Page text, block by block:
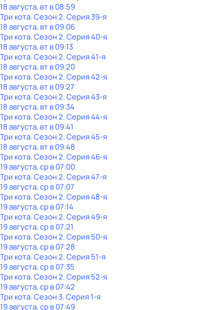
18 августа, вт в 08:59
Три кота. Сезон 2. Серия 39-я
18 августа, вт в 09:06
Три кота. Сезон 2. Серия 40-я
18 августа, вт в 09:13
Три кота. Сезон 2. Серия 41-я
18 августа, вт в 09:20
Три кота. Сезон 2. Серия 42-я
18 августа, вт в 09:27
Три кота. Сезон 2. Серия 43-я
18 августа, вт в 09:34
Три кота. Сезон 2. Серия 44-я
18 августа, вт в 09:41
Три кота. Сезон 2. Серия 45-я
18 августа, вт в 09:48
Три кота. Сезон 2. Серия 46-я
19 августа, ср в 07:00
Три кота. Сезон 2. Серия 47-я
19 августа, ср в 07:07
Три кота. Сезон 2. Серия 48-я
19 августа, ср в 07:14
Три кота. Сезон 2. Серия 49-я
19 августа, ср в 07:21
Три кота. Сезон 2. Серия 50-я
19 августа, ср в 07:28
Три кота. Сезон 2. Серия 51-я
19 августа, ср в 07:35
Три кота. Сезон 2. Серия 52-я
19 августа, ср в 07:42
Три кота. Сезон 3. Серия 1-я
19 августа, ср в 07:49